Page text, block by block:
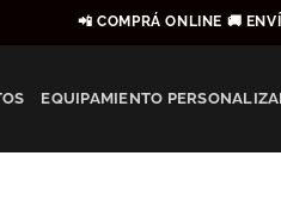
📲 COMPRÁ ONLINE 🚚
EQUIPAMIENTO